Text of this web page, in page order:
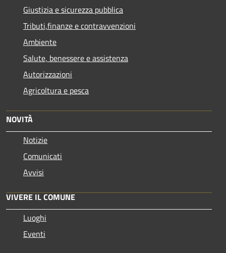
Giustizia e sicurezza pubblica
Tributi,finanze e contravvenzioni
Ambiente
Salute, benessere e assistenza
Autorizzazioni
Agricoltura e pesca
NOVITÀ
Notizie
Comunicati
Avvisi
VIVERE IL COMUNE
Luoghi
Eventi